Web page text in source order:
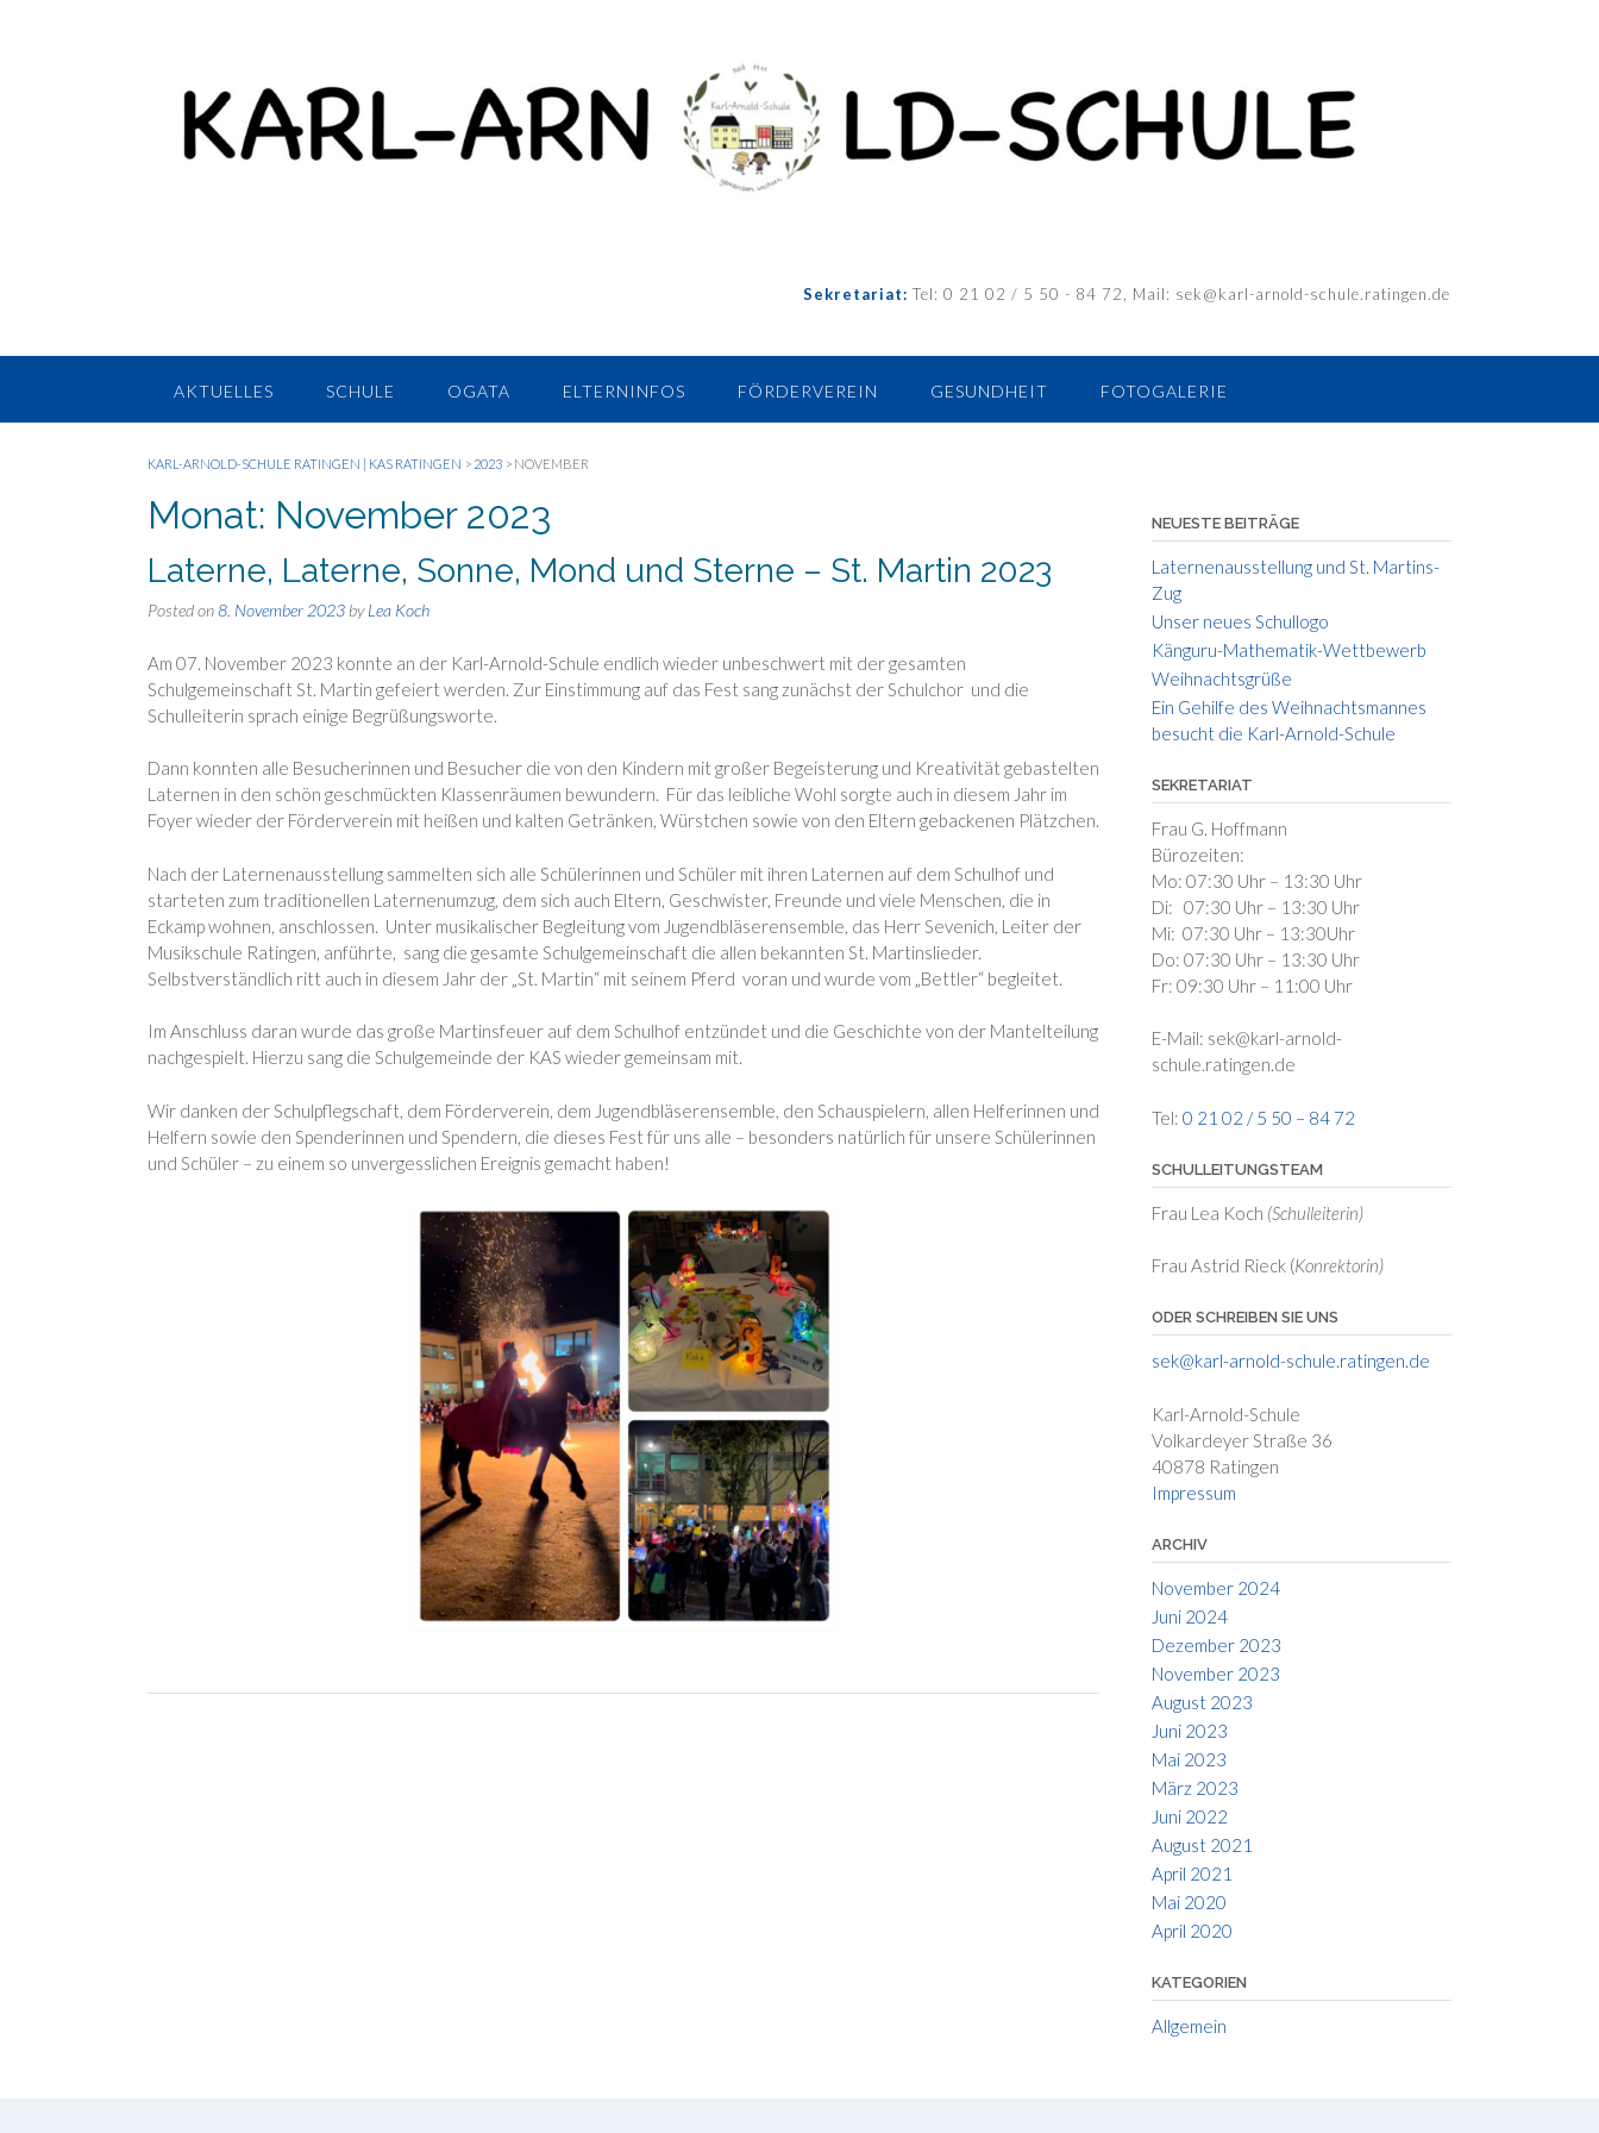
Sekretariat: Tel: 0 21 02 / 5 50 - 84 72, Mail: sek@karl-arnold-schule.ratingen.de
AKTUELLES SCHULE OGATA ELTERNINFOS FÖRDERVEREIN GESUNDHEIT FOTOGALERIE
KARL-ARNOLD-SCHULE RATINGEN | KAS RATINGEN > 2023 > NOVEMBER
Monat: November 2023
Laterne, Laterne, Sonne, Mond und Sterne – St. Martin 2023
Posted on8. November 2023 byLea Koch
Am 07. November 2023 konnte an der Karl-Arnold-Schule endlich wieder unbeschwert mit der gesamten
Schulgemeinschaft St. Martin gefeiert werden. Zur Einstimmung auf das Fest sang zunächst der Schulchor und die
Schulleiterin sprach einige Begrüßungsworte.
Dann konnten alle Besucherinnen und Besucher die von den Kindern mit großer Begeisterung und Kreativität gebastelten
Laternen in den schön geschmückten Klassenräumen bewundern. Für das leibliche Wohl sorgte auch in diesem Jahr im
Foyer wieder der Förderverein mit heißen und kalten Getränken, Würstchen sowie von den Eltern gebackenen Plätzchen.
Nach der Laternenausstellung sammelten sich alle Schülerinnen und Schüler mit ihren Laternen auf dem Schulhof und
starteten zum traditionellen Laternenumzug, dem sich auch Eltern, Geschwister, Freunde und viele Menschen, die in
Eckamp wohnen, anschlossen. Unter musikalischer Begleitung vom Jugendbläserensemble, das Herr Sevenich, Leiter der
Musikschule Ratingen, anführte, sang die gesamte Schulgemeinschaft die allen bekannten St. Martinslieder.
Selbstverständlich ritt auch in diesem Jahr der „St. Martin“ mit seinem Pferd voran und wurde vom „Bettler“ begleitet.
Im Anschluss daran wurde das große Martinsfeuer auf dem Schulhof entzündet und die Geschichte von der Mantelteilung
nachgespielt. Hierzu sang die Schulgemeinde der KAS wieder gemeinsam mit.
Wir danken der Schulpflegschaft, dem Förderverein, dem Jugendbläserensemble, den Schauspielern, allen Helferinnen und
Helfern sowie den Spenderinnen und Spendern, die dieses Fest für uns alle – besonders natürlich für unsere Schülerinnen
und Schüler – zu einem so unvergesslichen Ereignis gemacht haben!
NEUESTE BEITRÄGE
Laternenausstellung und St. Martins-
Zug
Unser neues Schullogo
Känguru-Mathematik-Wettbewerb
Weihnachtsgrüße
Ein Gehilfe des Weihnachtsmannes
besucht die Karl-Arnold-Schule
SEKRETARIAT
Frau G. Hoffmann
Bürozeiten:
Mo: 07:30 Uhr – 13:30 Uhr
Di: 07:30 Uhr – 13:30 Uhr
Mi: 07:30 Uhr – 13:30Uhr
Do: 07:30 Uhr – 13:30 Uhr
Fr: 09:30 Uhr – 11:00 Uhr
E-Mail: sek@karl-arnold-
schule.ratingen.de
Tel: 0 21 02 / 5 50 – 84 72
SCHULLEITUNGSTEAM
Frau Lea Koch (Schulleiterin)
Frau Astrid Rieck (Konrektorin)
ODER SCHREIBEN SIE UNS
sek@karl-arnold-schule.ratingen.de
Karl-Arnold-Schule
Volkardeyer Straße 36
40878 Ratingen
Impressum
ARCHIV
November 2024
Juni 2024
Dezember 2023
November 2023
August 2023
Juni 2023
Mai 2023
März 2023
Juni 2022
August 2021
April 2021
Mai 2020
April 2020
KATEGORIEN
Allgemein